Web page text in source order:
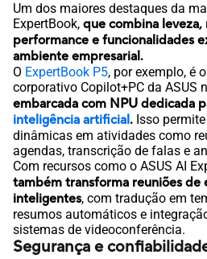
Um dos maiores destaques da
ExpertBook, que combina leveza,
performance e funcionalidades
ambiente empresarial.
O ExpertBook P5, por exemplo, é
corporativo Copilot+PC da ASUS
embarcada com NPU dedicada
inteligência artificial. Isso
dinâmicas em atividades como
agendas, transcrição de falas e
Com recursos como o ASUS AI
também transforma reuniões de
inteligentes, com tradução em
resumos automáticos e
sistemas de videoconferência.
Segurança e